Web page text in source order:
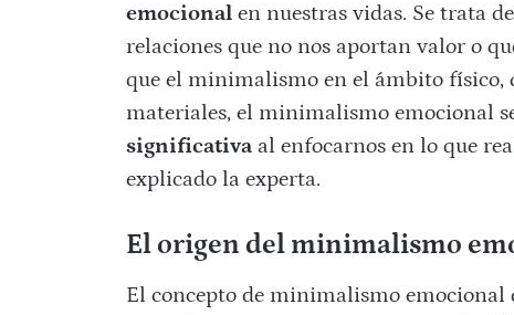
emocionalen nuestras vidas. Se trata
relaciones que no nos aportan valor o
que el minimalismo en el ámbito físico,
materiales, el minimalismo emocional
significativaal enfocarnos en lo que
explicado la experta.
El origen del minimalismo
El concepto de minimalismo